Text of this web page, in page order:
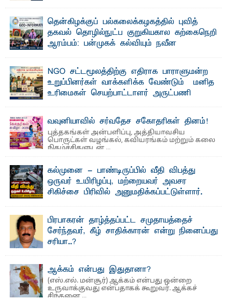
"ஒ ரு மாணவனின் அல்லது மாணவியின் கனவு என்னால்
கலைக்கப்படாது" என்ற உறுதியை ஒவ்வொரு மாணவரும் ...
தென்கிழக்குப் பல்கலைக்கழகத்தில் புவித்
தகவல் தொழில்நுட்ப குறுகியகால கற்கைநெறி
ஆரம்பம்: பன்முகக் கல்வியும் நவீன
பேராசிரியர் எம். எம். பாஸில்
தெ ன்கிழக்குப் பல்கலைக்கழகத்தின் கலை மற்றும் கலாசார
பீடத்தின் புவியியல் துறையினால் ...
NGO சட்டமூலத்திற்கு எதிராக பாராளுமன்ற
உறுப்பினர்கள் வாக்களிக்க வேண்டும் – மனித
உரிமைகள் செயற்பாட்டாளர் அருட்பணி
லூக்ஜோன் வேண்டுகோள்
ஜே. எப். காமிலா பேகம்- இ லங்கை அரசாங்கம் அரசுசாரா
அமைப்புகள் (NGO) தொடர்பான புதிய சட்டமூலத்தை ...
வவுனியாவில் சர்வதேச சகோதரிகள் தினம்!
புத்தகங்கள் அன்பளிப்பு, அத்தியாவசிய
பொருட்கள் வழங்கல், கவியரங்கம் மற்றும் கலை
நிகழ்ச்சிகளுடன் ...
கல்முனை - பாண்டிருப்பில் வீதி விபத்து
ஒருவர் உயிரிழப்பு, மற்றையவர் அவசர
சிகிச்சை பிரிவில் அனுமதிக்கப்பட்டுள்ளார்.
பாண்டிருப்பு ...பிரபாகரன் தாழ்த்தப்பட்ட சமுதாயத்தைச்
சேர்ந்தவர், கீழ் சாதிக்காரன் என்று நினைப்பது
சரியா..?
ஆக்கம் என்பது இதுதானா?
(எஸ்.எல். மன்சூர்) ஆக்கம் என்பது ஒன்றை
உருவாக்குவது என்பதாகக் கூறுவர். ஆக்கச்
சிந்தனை ...